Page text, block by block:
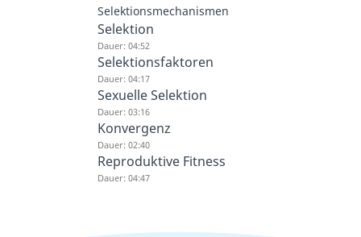
Selektionsmechanismen
Selektion
Dauer: 04:52
Selektionsfaktoren
Dauer: 04:17
Sexuelle Selektion
Dauer: 03:16
Konvergenz
Dauer: 02:40
Reproduktive Fitness
Dauer: 04:47